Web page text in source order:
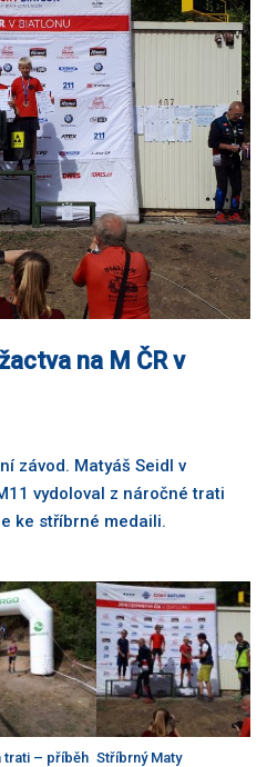
na M ČR v
závod. Matyáš Seidl v
vydoloval z náročné trati
ke stříbrné medaili.
trati – příběh Stříbrný Maty